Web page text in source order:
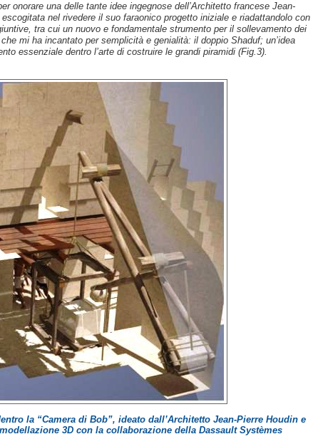
onorare una delle tante idee ingegnose dell’Architetto francese Jean-
escogitata nel rivedere il suo faraonico progetto iniziale e riadattandolo con
tra cui un nuovo e fondamentale strumento per il sollevamento dei
mi ha incantato per semplicità e genialità: il doppio Shaduf; un’idea
essenziale dentro l’arte di costruire le grandi piramidi (Fig.3).
la “Camera di Bob”, ideato dall’Architetto Jean-Pierre Houdin e
3D con la collaborazione della Dassault Systèmes